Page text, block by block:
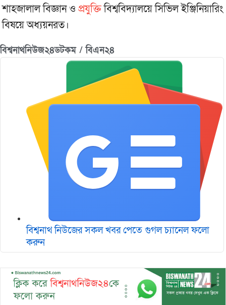
শাহজালাল বিজ্ঞান ও প্রযুক্তিবিশ্ববিদ্যালয়ে সিভিল ইঞ্জিনিয়ারিং
বিষয়ে অধ্যয়নরত।
বিশ্বনাথনিউজ২৪ডটকম / বিএন২৪
বিশ্বনাথ নিউজের সকল খবর পেতে গুগল চ‌্যানেল ফলো
করুন